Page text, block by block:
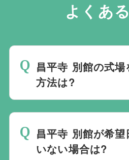
よくあ
昌平寺 別館の式場
方法は?
ご予約は葬儀社を通
す。万が一の際は、当
昌平寺 別館が希望
いない場合は?